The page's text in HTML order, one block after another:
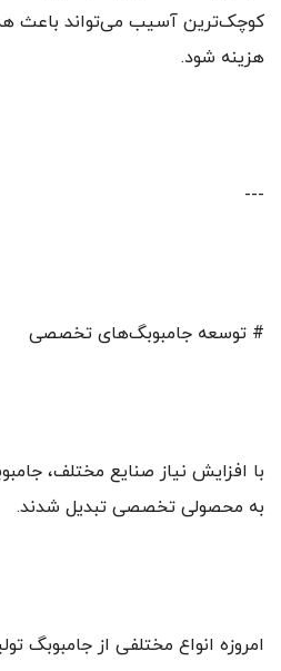
کوچک‌ترین آسیب می‌تواند باعث
هزینه شود.
---
# توسعه جامبوبگ‌های تخصصی
با افزایش نیاز صنایع مختلف،
به محصولی تخصصی تبدیل شدند.
امروزه انواع مختلفی از جامبوبگ